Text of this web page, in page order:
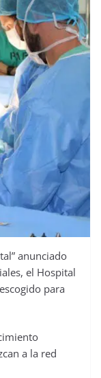
anunciado
el Hospital
para
a la red